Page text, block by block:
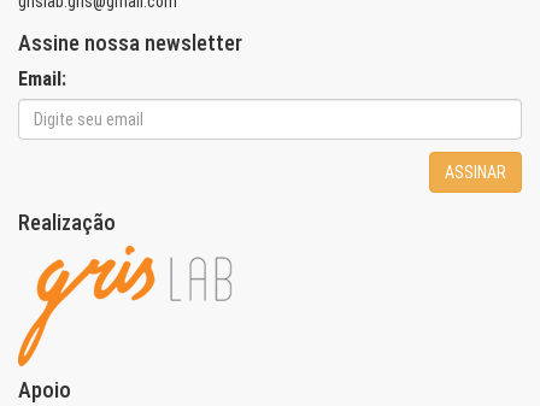
Assine nossa newsletter
Email:
ASSINAR
Realização
Apoio